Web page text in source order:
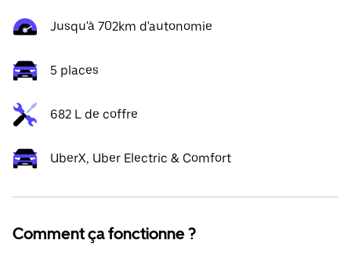
Jusqu'à 702km d'autonomie
5 places
682 L de coffre
UberX, Uber Electric & Comfort
Comment ça fonctionne ?